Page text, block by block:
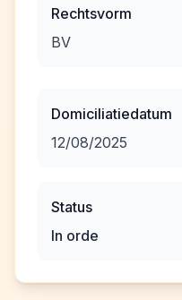
Rechtsvorm
BV
Domiciliatiedatum
12/08/2025
Status
In orde